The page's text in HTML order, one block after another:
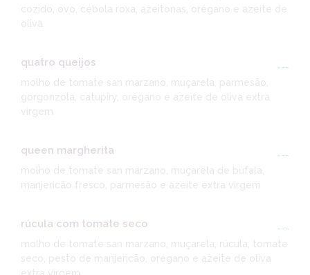
cozido, ovo, cebola roxa, azeitonas, orégano e azeite de
quatro queijos
---
gorgonzola, catupiry, orégano e azeite de oliva extra
queen margherita
---
manjericão fresco, parmesão e azeite extra virgem
rúcula com tomate seco
---
molho de tomate san marzano, muçarela, rúcula, tomate
seco, pesto de manjericão, orégano e azeite de oliva